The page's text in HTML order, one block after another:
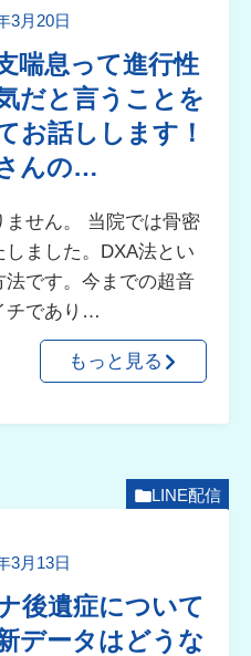
3月20日
喘息って進行性
だと言うことを
お話しします！
んの…
せん。 当院では骨密
ました。DXA法とい
法です。今までの超音
チであり…
もっと見る
LINE配信
3月13日
後遺症について
データはどうな